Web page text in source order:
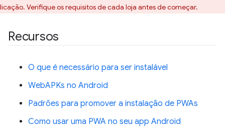
Verifique os requisitos de cada loja antes de começar.
Recursos
O que é necessário para ser instalável
WebAPKs no Android
Padrões para promover a instalação de PWAs
Como usar uma PWA no seu app Android